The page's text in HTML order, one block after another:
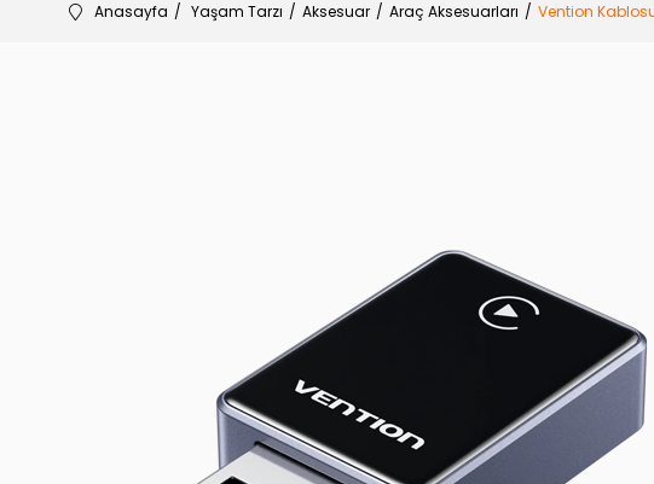
Anasayfa Yaşam Tarzı Aksesuar Araç Aksesuarları Vention